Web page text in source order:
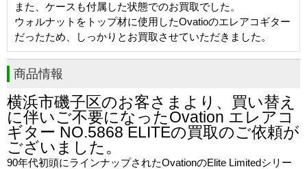
また、ケースも付属した状態でのお買取でした。
ウォルナットをトップ材に使用したOvatioのエレアコギター
だったため、しっかりとお買取させていただきました。
商品情報
横浜市磯子区のお客さまより、買い替え
に伴いご不要になったOvation エレアコ
ギター NO.5868 ELITEの買取のご依頼が
ございました。
90年代初頭にラインナップされたOvationのElite Limitedシリー